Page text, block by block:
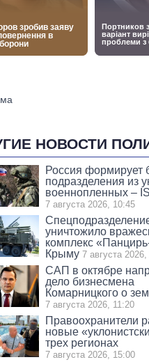
НОВОСТИ
Россия формирует
подразделения из
военнопленных –
7 августа 2026, 10:45
уничтожило
комплекс
Крыму 7 августа
САП в октябре
дело бизнесмена
Комарницкого о
7 августа 2026, 11:20
Правоохранители
новые
трех регионах
7 августа 2026, 15:00